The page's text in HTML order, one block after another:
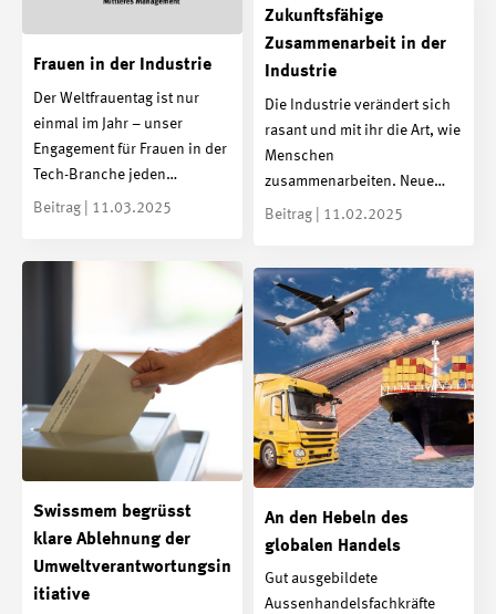
Frauen in der Industrie
Der Weltfrauentag ist nur
einmal im Jahr – unser
Engagement für Frauen in der
Tech-Branche jeden…
Beitrag | 11.03.2025
Zukunftsfähige
Zusammenarbeit in der
Industrie
Die Industrie verändert sich
rasant und mit ihr die Art, wie
Menschen
zusammenarbeiten. Neue…
Beitrag | 11.02.2025
Swissmem begrüsst
klare Ablehnung der
Umweltverantwortungsin
itiative
An den Hebeln des
globalen Handels
Gut ausgebildete
Aussenhandelsfachkräfte